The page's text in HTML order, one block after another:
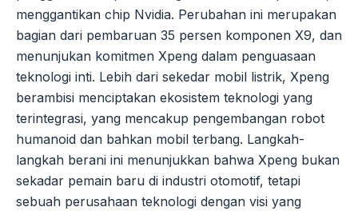
menggantikan chip Nvidia. Perubahan ini merupakan
bagian dari pembaruan 35 persen komponen X9, dan
menunjukan komitmen Xpeng dalam penguasaan
teknologi inti. Lebih dari sekedar mobil listrik, Xpeng
berambisi menciptakan ekosistem teknologi yang
terintegrasi, yang mencakup pengembangan robot
humanoid dan bahkan mobil terbang. Langkah-
langkah berani ini menunjukkan bahwa Xpeng bukan
sekadar pemain baru di industri otomotif, tetapi
sebuah perusahaan teknologi dengan visi yang